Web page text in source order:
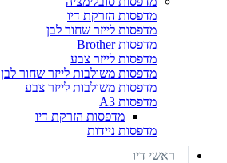
מדפסות הזרקת דיו
מדפסות לייזר שחור לבן
מדפסות Brother
מדפסות לייזר צבע
מדפסות משולבות לייזר שחור לבן
מדפסות משולבות לייזר צבע
מדפסות A3
מדפסות הזרקת דיו
מדפסות ניידות
ראשי דיו